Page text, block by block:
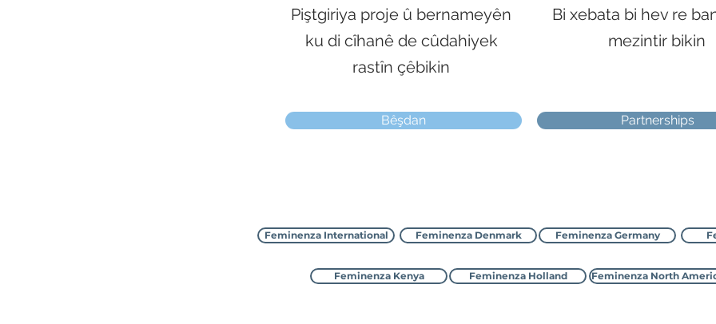
Piştgiriya proje û bernameyên
ku di cîhanê de cûdahiyek
rastîn çêbikin
Bi xebata bi hev re
mezintir bikin
Bêşdan Partnerships
Feminenza International Feminenza Denmark Feminenza Germany
Feminenza Kenya Feminenza Holland Feminenza North